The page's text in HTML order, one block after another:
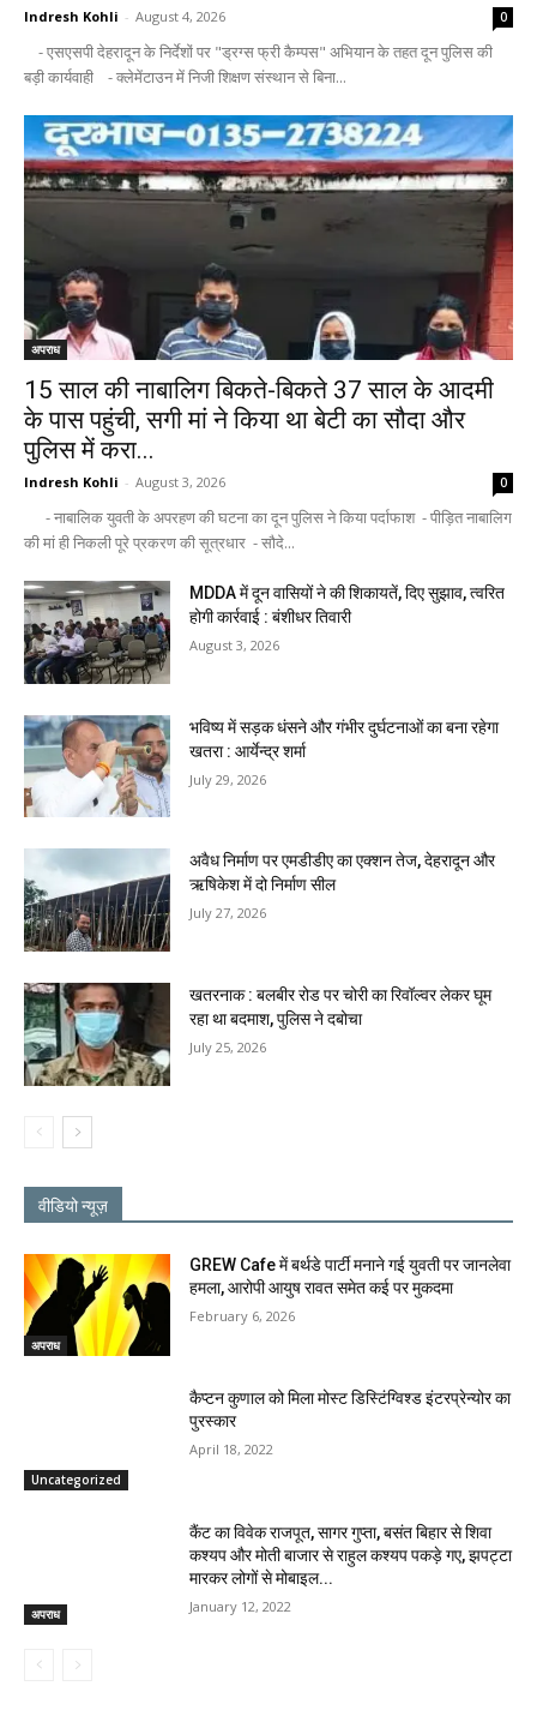
Indresh Kohli - August 4, 2026 0
- एसएसपी देहरादून के निर्देशों पर "ड्रग्स फ्री कैम्पस" अभियान के तहत दून पुलिस की
बड़ी कार्यवाही - क्लेमेंटाउन में निजी शिक्षण संस्थान से बिना...
अपराध
15 साल की नाबालिग बिकते-बिकते 37 साल के आदमी
के पास पहुंची, सगी मां ने किया था बेटी का सौदा और
पुलिस में करा...
Indresh Kohli - August 3, 2026 0
- नाबालिक युवती के अपरहण की घटना का दून पुलिस ने किया पर्दाफाश - पीड़ित नाबालिग
की मां ही निकली पूरे प्रकरण की सूत्रधार - सौदे...
MDDA में दून वासियों ने की शिकायतें, दिए सुझाव, त्वरित
होगी कार्रवाई : बंशीधर तिवारी
August 3, 2026
भविष्य में सड़क धंसने और गंभीर दुर्घटनाओं का बना रहेगा
खतरा : आर्येन्द्र शर्मा
July 29, 2026
अवैध निर्माण पर एमडीडीए का एक्शन तेज, देहरादून और
ऋषिकेश में दो निर्माण सील
July 27, 2026
खतरनाक : बलबीर रोड पर चोरी का रिवॉल्वर लेकर घूम
रहा था बदमाश, पुलिस ने दबोचा
July 25, 2026
वीडियो न्यूज़
अपराध
GREW Cafe में बर्थडे पार्टी मनाने गई युवती पर जानलेवा
हमला, आरोपी आयुष रावत समेत कई पर मुकदमा
February 6, 2026
Uncategorized
कैप्टन कुणाल को मिला मोस्ट डिस्टिंग्विश्ड इंटरप्रेन्योर का
पुरस्कार
April 18, 2022
अपराध
कैंट का विवेक राजपूत, सागर गुप्ता, बसंत बिहार से शिवा
कश्यप और मोती बाजार से राहुल कश्यप पकड़े गए, झपट्टा
मारकर लोगों से मोबाइल...
January 12, 2022